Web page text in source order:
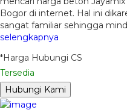
Bogor di internet. Hal ini
sangat familiar sehingga
selengkapnya
*Harga Hubungi CS
Tersedia
Hubungi Kami